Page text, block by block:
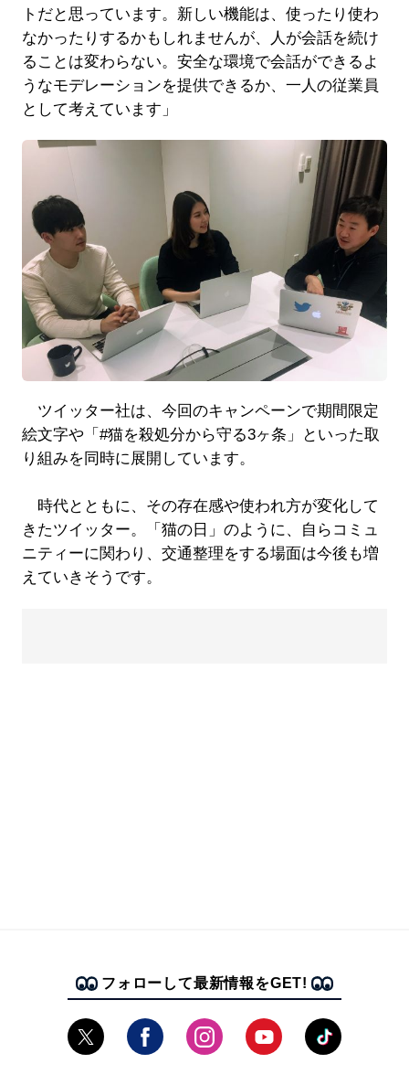
トだと思っています。新しい機能は、使ったり使わ
なかったりするかもしれませんが、人が会話を続け
ることは変わらない。安全な環境で会話ができるよ
うなモデレーションを提供できるか、一人の従業員
として考えています」
ツイッター社は、今回のキャンペーンで期間限定
絵文字や「#猫を殺処分から守る3ヶ条」といった取
り組みを同時に展開しています。
時代とともに、その存在感や使われ方が変化して
きたツイッター。「猫の日」のように、自らコミュ
ニティーに関わり、交通整理をする場面は今後も増
えていきそうです。
フォローして最新情報をGET!